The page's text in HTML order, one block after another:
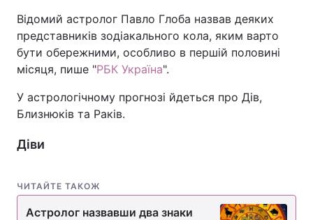
Відомий астролог Павло Глоба назвав деяких
представників зодіакального кола, яким варто
бути обережними, особливо в першій половині
місяця, пише "РБК Україна".
У астрологічному прогнозі йдеться про Дів,
Близнюків та Раків.
Діви
ЧИТАЙТЕ ТАКОЖ
Астролог назвавши два знаки